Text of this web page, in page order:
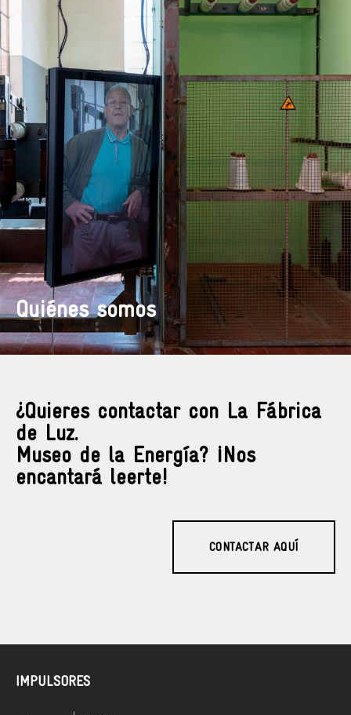
Quiénes somos
¿Quieres contactar con La Fábrica
de Luz.
Museo de la Energía? ¡Nos
encantará leerte!
CONTACTAR AQUÍ
IMPULSORES